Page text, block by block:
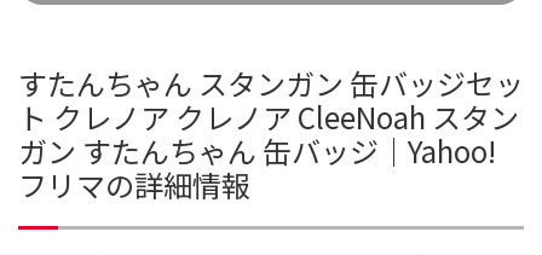
すたんちゃん スタンガン 缶バッジセッ
ト クレノア クレノア CleeNoah スタン
ガン すたんちゃん 缶バッジ｜Yahoo!
フリマの詳細情報